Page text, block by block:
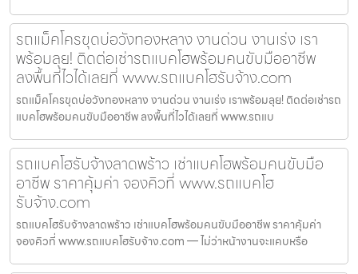
รถแม็คโครขุดบ่อวังทองหลาง งานด่วน งานเร่ง เรา
พร้อมลุย! ติดต่อเช่ารถแบคโฮพร้อมคนขับมืออาชีพ
ลงพื้นที่ไวได้เลยที่ www.รถแบคโฮรับจ้าง.com
รถแม็คโครขุดบ่อวังทองหลาง งานด่วน งานเร่ง เราพร้อมลุย! ติดต่อเช่ารถ
แบคโฮพร้อมคนขับมืออาชีพ ลงพื้นที่ไวได้เลยที่ www.รถแบ
รถแบคโฮรับจ้างลาดพร้าว เช่าแบคโฮพร้อมคนขับมือ
อาชีพ ราคาคุ้มค่า จองคิวที่ www.รถแบคโฮ
รับจ้าง.com
รถแบคโฮรับจ้างลาดพร้าว เช่าแบคโฮพร้อมคนขับมืออาชีพ ราคาคุ้มค่า
จองคิวที่ www.รถแบคโฮรับจ้าง.com — ไม่ว่าหน้างานจะแคบหรือ